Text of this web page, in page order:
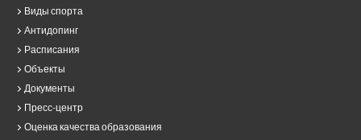
Виды спорта
Антидопинг
Расписания
Объекты
Документы
Пресс-центр
Оценка качества образования